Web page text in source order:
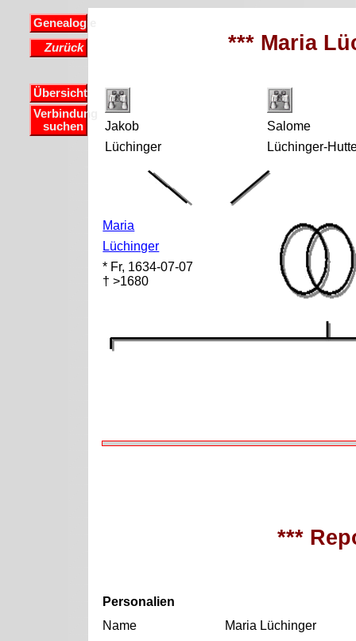
Genealogie
Zurück
Übersicht
Verbindung
suchen
*** Maria
Jakob
Lüchinger
Salome
Lüchinger-
Maria
Lüchinger
* Fr, 1634-07-07
† >1680
***
Personalien
Name
Maria Lüchinger